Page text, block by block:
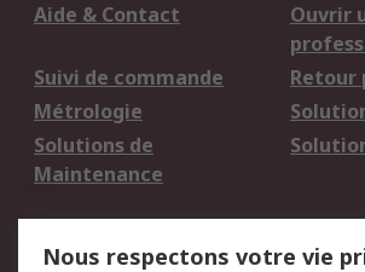
Aide & Contact
Ouvrir
Suivi de commande
Retour
Métrologie
Solutions de
Maintenance
Nous respectons votre vie